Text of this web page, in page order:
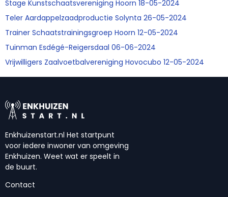
Stage Kunstschaatsvereniging Hoorn 18-05-2024
Teler Aardappelzaadproductie Solynta 26-05-2024
Trainer Schaatstrainingsgroep Hoorn 12-05-2024
Tuinman Esdégé-Reigersdaal 06-06-2024
Vrijwilligers Zaalvoetbalvereniging Hovocubo 12-05-2024
Enkhuizenstart.nl Het startpunt
voor iedere inwoner van omgeving
Enkhuizen. Weet wat er speelt in
de buurt.
Contact